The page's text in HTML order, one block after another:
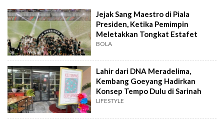
Jejak Sang Maestro di Piala
Presiden, Ketika Pemimpin
Meletakkan Tongkat Estafet
BOLA
Lahir dari DNA Meradelima,
Kembang Goeyang Hadirkan
Konsep Tempo Dulu di Sarinah
LIFESTYLE